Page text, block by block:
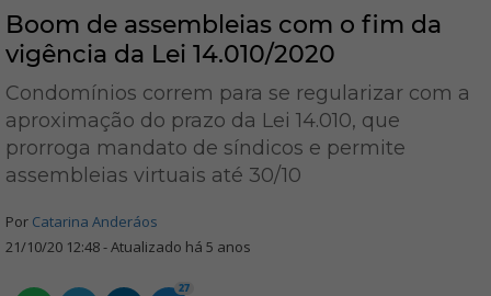
Boom de assembleias com o fim da
vigência da Lei 14.010/2020
Condomínios correm para se regularizar com a
aproximação do prazo da Lei 14.010, que
prorroga mandato de síndicos e permite
assembleias virtuais até 30/10
Por Catarina Anderáos
21/10/20 12:48 - Atualizado há 5 anos
27